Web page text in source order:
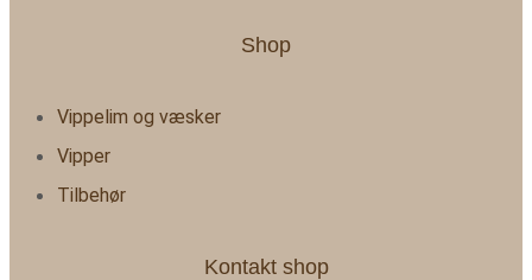
Shop
Vippelim og væsker
Vipper
Tilbehør
Kontakt shop